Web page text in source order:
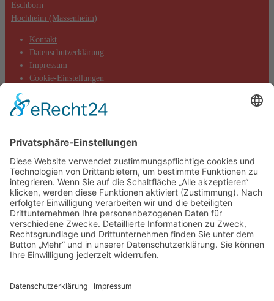
Eschborn
Hochheim (Massenheim)
Kontakt
Datenschutzerklärung
Impressum
Cookie-Einstellungen
Aktuelles
Aktionen
Termine
DIE LINKE. Kreisverband Main-Taunus